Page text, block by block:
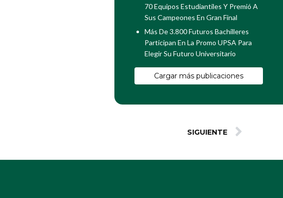
70 Equipos Estudiantiles Y Premió A
Sus Campeones En Gran Final
Más De 3.800 Futuros Bachilleres
Participan En La Promo UPSA Para
Elegir Su Futuro Universitario
Cargar más publicaciones
SIGUIENTE